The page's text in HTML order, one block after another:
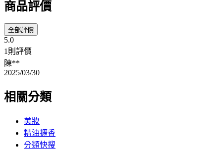
商品評價
全部評價
5.0
1則評價
陳**
2025/03/30
相關分類
美妝
精油擴香
分類快搜